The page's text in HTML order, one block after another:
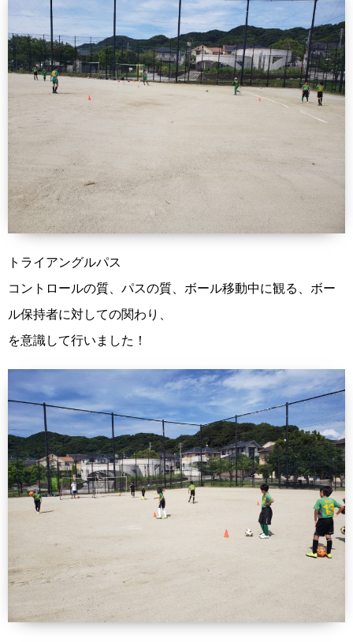
トライアングルパス
コントロールの質、パスの質、ボール移動中に観る、ボー
ル保持者に対しての関わり、
を意識して行いました！